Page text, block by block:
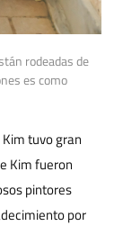
rodeadas de
es como
tuvo gran
Kim fueron
pintores
por